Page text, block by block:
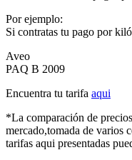
Por ejemplo:
Si contratas tu pago por
Aveo
PAQ B 2009
Encuentra tu tarifa aqui
*La comparación de
mercado,tomada de varios
tarifas aqui presentadas